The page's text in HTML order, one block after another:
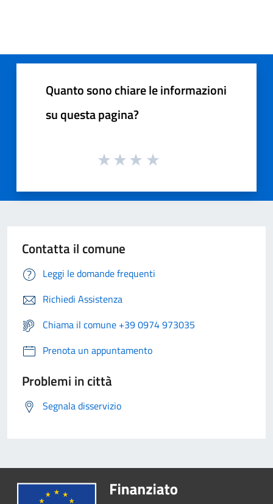
Quanto sono chiare le informazioni
su questa pagina?
Contatta il comune
Leggi le domande frequenti
Richiedi Assistenza
Chiama il comune +39 0974 973035
Prenota un appuntamento
Problemi in città
Segnala disservizio